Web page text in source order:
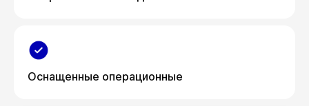
Оснащенные операционные